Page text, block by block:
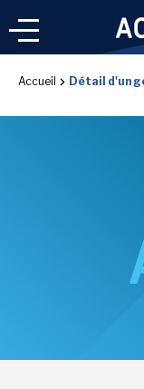
Accueil Détail d'un